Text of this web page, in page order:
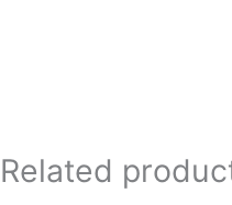
Related